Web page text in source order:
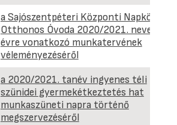
a Sajószentpéteri Központi Napközi
Otthonos Óvoda 2020/2021. nevelési
évre vonatkozó munkatervének
véleményezéséről
a 2020/2021. tanév ingyenes téli
szünidei gyermekétkeztetés hat
munkaszüneti napra történő
megszervezéséről